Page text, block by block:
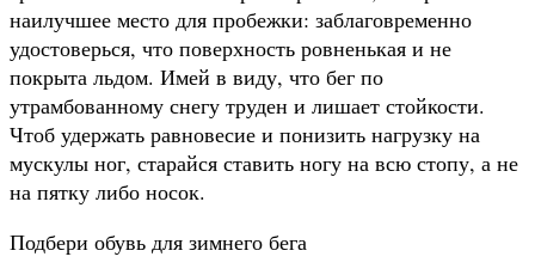
наилучшее место для пробежки: заблаговременно
удостоверься, что поверхность ровненькая и не
покрыта льдом. Имей в виду, что бег по
утрамбованному снегу труден и лишает стойкости.
Чтоб удержать равновесие и понизить нагрузку на
мускулы ног, старайся ставить ногу на всю стопу, а не
на пятку либо носок.
Подбери обувь для зимнего бега